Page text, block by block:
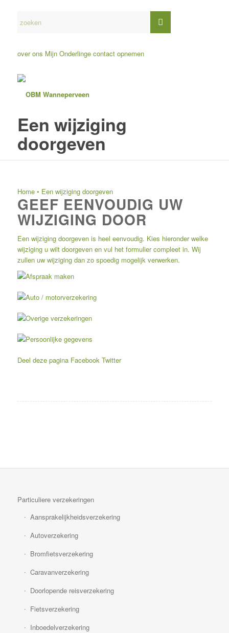
over ons Mijn Onderlinge contact opnemen
Een wijziging
doorgeven
Home• Een wijziging doorgeven
GEEF EENVOUDIG UW
WIJZIGING DOOR
Een wijziging doorgeven is heel eenvoudig. Kies hieronder welke
wijziging u wilt doorgeven en vul het formulier compleet in. Wij
zullen uw wijziging dan zo spoedig mogelijk verwerken.
Afspraak maken
Auto / motorverzekering
Overige verzekeringen
Persoonlijke gegevens
Deel deze pagina Facebook Twitter
Particuliere verzekeringen
Aansprakelijkheidsverzekering
Autoverzekering
Bromfietsverzekering
Caravanverzekering
Doorlopende reisverzekering
Fietsverzekering
Inboedelverzekering